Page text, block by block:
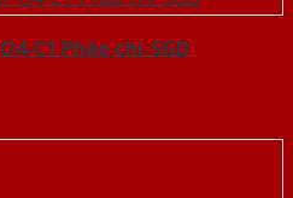
C1 Phào chi-SGD